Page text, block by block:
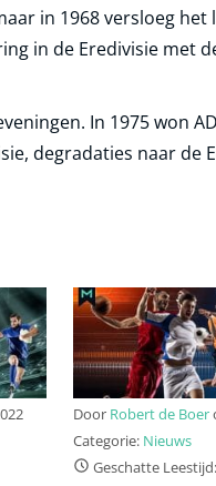
in 1968 versloeg het
in de Eredivisie met
In 1975 won
degradaties naar de
Door Robert de Boer
Categorie: Nieuws
Geschatte